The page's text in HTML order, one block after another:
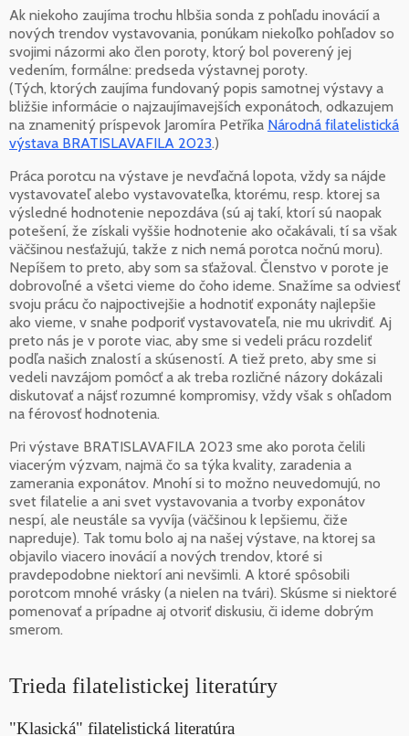
Ak niekoho zaujíma trochu hlbšia sonda z pohľadu inovácií a
nových trendov vystavovania, ponúkam niekoľko pohľadov so
svojimi názormi ako člen poroty, ktorý bol poverený jej
vedením, formálne: predseda výstavnej poroty.
(Tých, ktorých zaujíma fundovaný popis samotnej výstavy a
bližšie informácie o najzaujímavejších exponátoch, odkazujem
na znamenitý príspevok Jaromíra Petříka Národná filatelistická
výstava BRATISLAVAFILA 2023.)
Práca porotcu na výstave je nevďačná lopota, vždy sa nájde
vystavovateľ alebo vystavovateľka, ktorému, resp. ktorej sa
výsledné hodnotenie nepozdáva (sú aj takí, ktorí sú naopak
potešení, že získali vyššie hodnotenie ako očakávali, tí sa však
väčšinou nesťažujú, takže z nich nemá porotca nočnú moru).
Nepíšem to preto, aby som sa sťažoval. Členstvo v porote je
dobrovoľné a všetci vieme do čoho ideme. Snažíme sa odviesť
svoju prácu čo najpoctivejšie a hodnotiť exponáty najlepšie
ako vieme, v snahe podporiť vystavovateľa, nie mu ukrivdiť. Aj
preto nás je v porote viac, aby sme si vedeli prácu rozdeliť
podľa našich znalostí a skúseností. A tiež preto, aby sme si
vedeli navzájom pomôcť a ak treba rozličné názory dokázali
diskutovať a nájsť rozumné kompromisy, vždy však s ohľadom
na férovosť hodnotenia.
Pri výstave BRATISLAVAFILA 2023 sme ako porota čelili
viacerým výzvam, najmä čo sa týka kvality, zaradenia a
zamerania exponátov. Mnohí si to možno neuvedomujú, no
svet filatelie a ani svet vystavovania a tvorby exponátov
nespí, ale neustále sa vyvíja (väčšinou k lepšiemu, čiže
napreduje). Tak tomu bolo aj na našej výstave, na ktorej sa
objavilo viacero inovácií a nových trendov, ktoré si
pravdepodobne niektorí ani nevšimli. A ktoré spôsobili
porotcom mnohé vrásky (a nielen na tvári). Skúsme si niektoré
pomenovať a prípadne aj otvoriť diskusiu, či ideme dobrým
smerom.
Trieda filatelistickej literatúry
"Klasická" filatelistická literatúra